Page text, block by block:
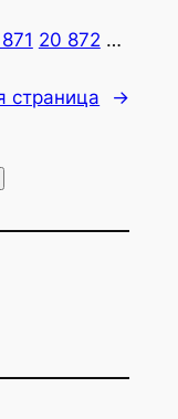
20 872 …
страница
→